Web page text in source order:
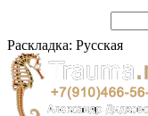
Раскладка: Русская